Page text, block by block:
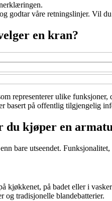
godtar våre retningslinjer. Vil
en kran?
representerer ulike
basert på offentlig tilgjengelig
du kjøper en
bare utseendet.
kjøkkenet, på badet eller i
og tradisjonelle blandebatterier.